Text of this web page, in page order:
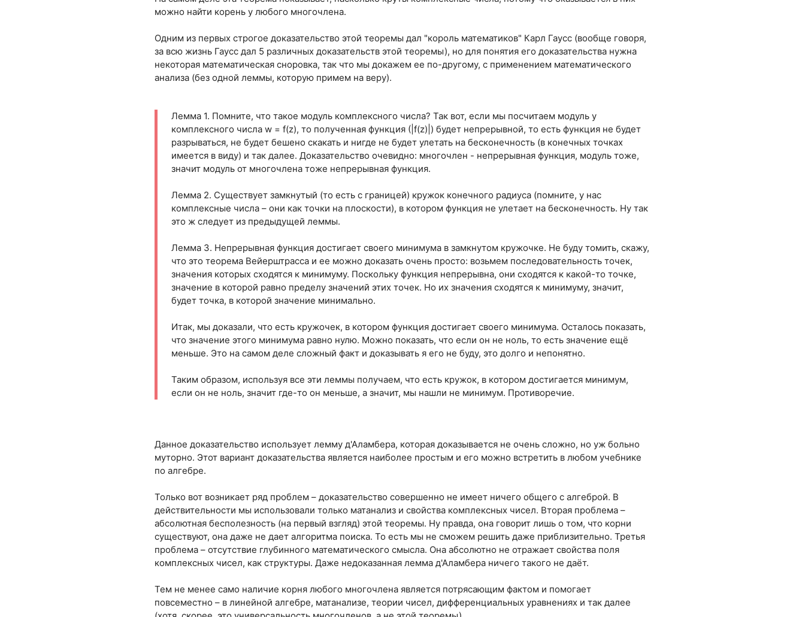
можно найти корень у любого многочлена.
Одним из первых строгое доказательство этой теоремы дал "король математиков" Карл Гаусс (вообще говоря,
за всю жизнь Гаусс дал 5 различных доказательств этой теоремы), но для понятия его доказательства нужна
некоторая математическая сноровка, так что мы докажем ее по-другому, с применением математического
анализа (без одной леммы, которую примем на веру).
Лемма 1. Помните, что такое модуль комплексного числа? Так вот, если мы посчитаем модуль у
комплексного числа w = f(z), то полученная функция (|f(z)|) будет непрерывной, то есть функция не будет
разрываться, не будет бешено скакать и нигде не будет улетать на бесконечность (в конечных точках
имеется в виду) и так далее. Доказательство очевидно: многочлен - непрерывная функция, модуль тоже,
значит модуль от многочлена тоже непрерывная функция.
Лемма 2. Существует замкнутый (то есть с границей) кружок конечного радиуса (помните, у нас
комплексные числа – они как точки на плоскости), в котором функция не улетает на бесконечность. Ну так
это ж следует из предыдущей леммы.
Лемма 3. Непрерывная функция достигает своего минимума в замкнутом кружочке. Не буду томить, скажу,
что это теорема Вейерштрасса и ее можно доказать очень просто: возьмем последовательность точек,
значения которых сходятся к минимуму. Поскольку функция непрерывна, они сходятся к какой-то точке,
значение в которой равно пределу значений этих точек. Но их значения сходятся к минимуму, значит,
будет точка, в которой значение минимально.
Итак, мы доказали, что есть кружочек, в котором функция достигает своего минимума. Осталось показать,
что значение этого минимума равно нулю. Можно показать, что если он не ноль, то есть значение ещё
меньше. Это на самом деле сложный факт и доказывать я его не буду, это долго и непонятно.
Таким образом, используя все эти леммы получаем, что есть кружок, в котором достигается минимум,
если он не ноль, значит где-то он меньше, а значит, мы нашли не минимум. Противоречие.
Данное доказательство использует лемму д'Аламбера, которая доказывается не очень сложно, но уж больно
муторно. Этот вариант доказательства является наиболее простым и его можно встретить в любом учебнике
по алгебре.
Только вот возникает ряд проблем – доказательство совершенно не имеет ничего общего с алгеброй. В
действительности мы использовали только матанализ и свойства комплексных чисел. Вторая проблема –
абсолютная бесполезность (на первый взгляд) этой теоремы. Ну правда, она говорит лишь о том, что корни
существуют, она даже не дает алгоритма поиска. То есть мы не сможем решить даже приблизительно. Третья
проблема – отсутствие глубинного математического смысла. Она абсолютно не отражает свойства поля
комплексных чисел, как структуры. Даже недоказанная лемма д'Аламбера ничего такого не даёт.
Тем не менее само наличие корня любого многочлена является потрясающим фактом и помогает
повсеместно – в линейной алгебре, матанализе, теории чисел, дифференциальных уравнениях и так далее